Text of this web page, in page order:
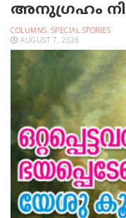
അനുഗ്രഹം
COLUMNS, SPECIAL STORIES
AUGUST 7, 2026